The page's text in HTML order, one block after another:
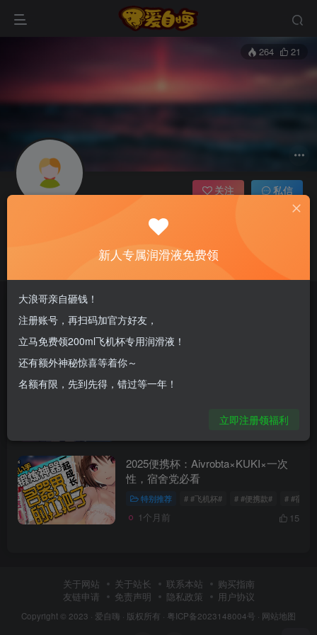
264 21
这家伙很懒，什么都没有写...
关注 私信
文章2 收藏0 评论0
发布
第一次买飞机杯，我翻了三次车才摸
2025便携杯：Aivrobta×KUKI×一次
性，宿舍党必看
特别推荐 # #飞机杯# # #便携款# # #宿舍
1个月前 15
关于网站 关于站长 联系本站
购买指南
友链申请
免责声明 隐私政策 用户协议
Copyright © 2023 · 爱自嗨 · 版权所有 · 粤ICP备2023148004号 · 网站地图
新人专属润滑液免费领
大浪哥亲自砸钱！
注册账号，再扫码加官方好友，
立马免费领200ml飞机杯专用润滑液！
还有额外神秘惊喜等着你～
名额有限，先到先得，错过等一年！
立即注册领福利